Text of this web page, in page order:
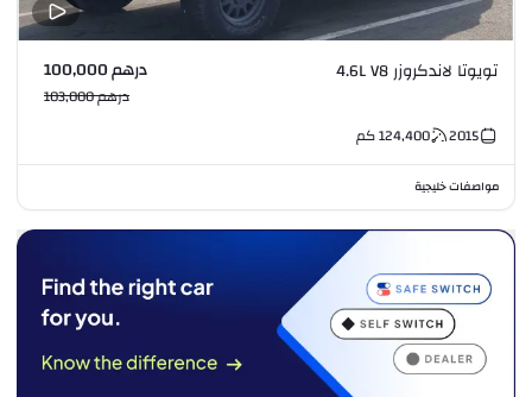
تويوتا لاندكروزر 4.6L V8 درهم 100,000
درهم 103,000
2015
124,400كم
مواصفات خليجية